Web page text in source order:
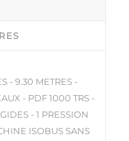
- 9.30 METRES -
- PDF 1000 TRS -
- 1 PRESSION
ISOBUS SANS